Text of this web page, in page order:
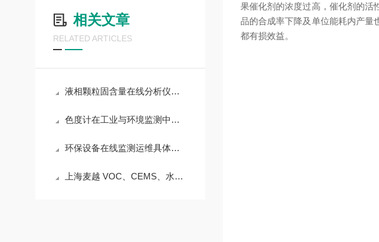
相关文章
RELATED ARTICLES
液相颗粒固含量在线分析仪：工业生产过程的精准监控者
色度计在工业与环境监测中的关键作用
环保设备在线监测运维具体的操作及巡检规范
上海麦越 VOC、CEMS、水质在线监测系统系统运维常见问题及运维管理
果催化剂的浓度过高，催化剂的活
品的合成率下降及单位能耗内产量
都有损效益。